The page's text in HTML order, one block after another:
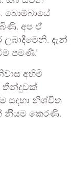
බොම්බායේ
අප ඒ
දැන්
පමණි.”
අහිමි
තීන්දුවක්
සඳහා නිශ්චිත
නිියම කෙරණි.